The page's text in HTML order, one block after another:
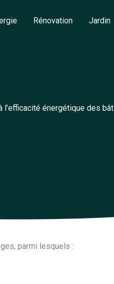
Rénovation Jardin
l’efficacité énergétique des
parmi lesquels :